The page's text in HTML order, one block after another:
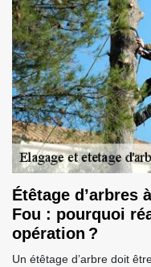
Étêtage d’arbres
Fou : pourquoi
opération ?
Un étêtage d’arbre doit